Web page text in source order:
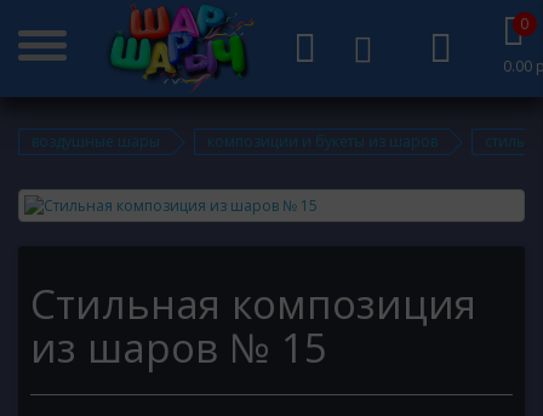
0
0.00
воздушные шары композиции и букеты из шаров
Стильная композиция
из шаров № 15